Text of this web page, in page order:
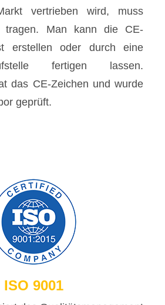
vertrieben wird, muss
tragen. Man kann die CE-
erstellen oder durch eine
fertigen lassen.
das CE-Zeichen und wurde
geprüft.
ISO 9001